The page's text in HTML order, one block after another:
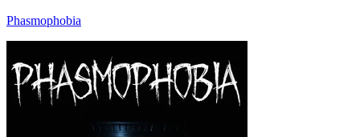
Phasmophobia